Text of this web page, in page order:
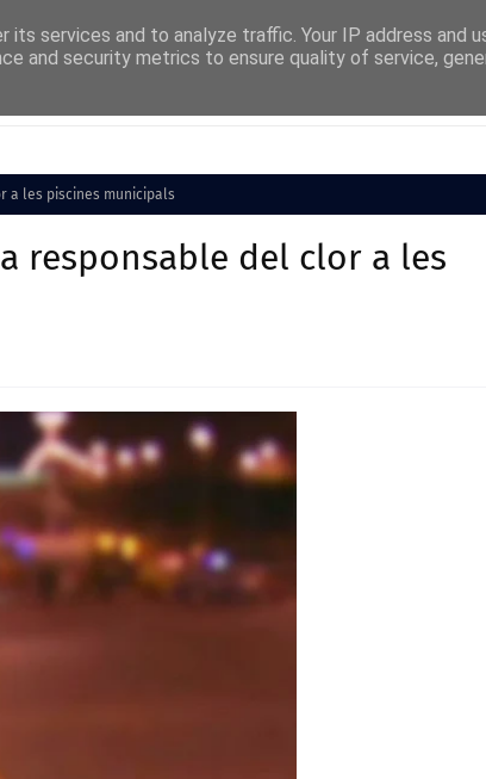
a les piscines municipals
responsable del clor a les
services and to analyze traffic. Your IP address and
and security metrics to ensure quality of service,